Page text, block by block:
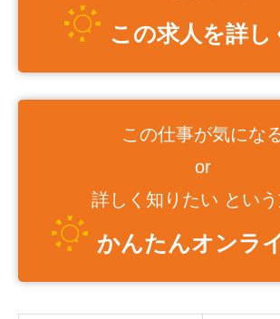
この求人を詳し
この仕事が気にな
or
詳しく知りたい とい
かんたんオンラ